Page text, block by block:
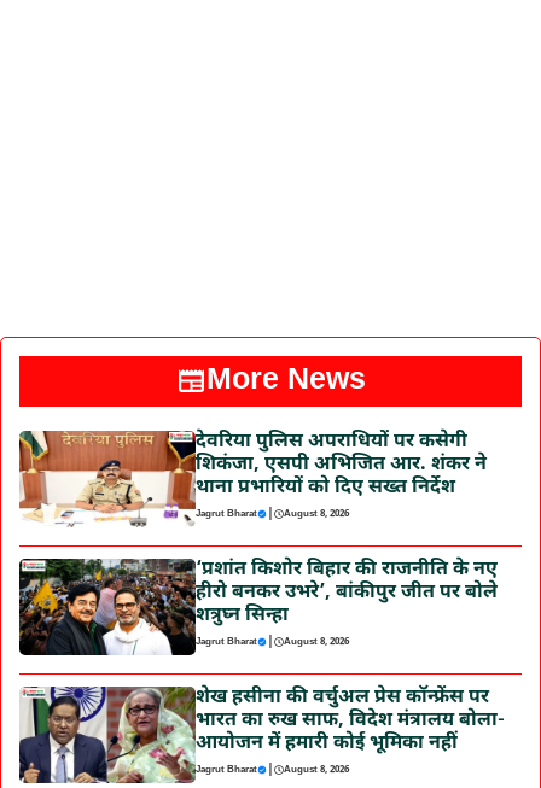
More News
देवरिया पुलिस अपराधियों पर कसेगी
शिकंजा, एसपी अभिजित आर. शंकर ने
थाना प्रभारियों को दिए सख्त निर्देश
Jagrut Bharat | August 8, 2026
‘प्रशांत किशोर बिहार की राजनीति के नए
हीरो बनकर उभरे’, बांकीपुर जीत पर बोले
शत्रुघ्न सिन्हा
Jagrut Bharat | August 8, 2026
शेख हसीना की वर्चुअल प्रेस कॉन्फ्रेंस पर
भारत का रुख साफ, विदेश मंत्रालय बोला-
आयोजन में हमारी कोई भूमिका नहीं
Jagrut Bharat | August 8, 2026